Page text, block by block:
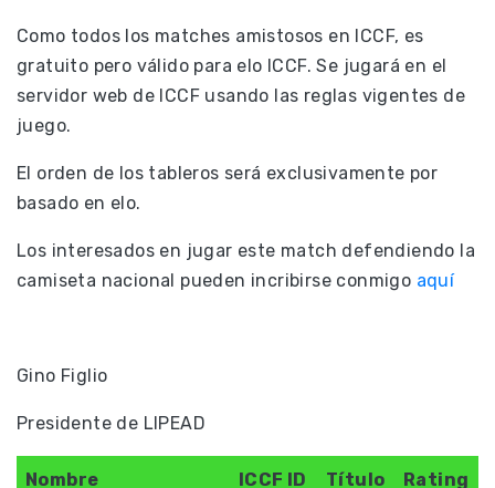
Como todos los matches amistosos en ICCF, es
gratuito pero válido para elo ICCF. Se jugará en el
servidor web de ICCF usando las reglas vigentes de
juego.
El orden de los tableros será exclusivamente por
basado en elo.
Los interesados en jugar este match defendiendo la
camiseta nacional pueden incribirse conmigo aquí
Gino Figlio
Presidente de LIPEAD
Nombre ICCF ID Título Rating